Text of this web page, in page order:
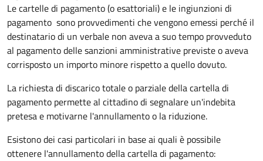
Le cartelle di pagamento (o esattoriali) e le ingiunzioni di
pagamento sono provvedimenti che vengono emessi perché il
destinatario di un verbale non aveva a suo tempo provveduto
al pagamento delle sanzioni amministrative previste o aveva
corrisposto un importo minore rispetto a quello dovuto.
La richiesta di discarico totale o parziale della cartella di
pagamento permette al cittadino di segnalare un'indebita
pretesa e motivarne l'annullamento o la riduzione.
Esistono dei casi particolari in base ai quali è possibile
ottenere l'annullamento della cartella di pagamento: